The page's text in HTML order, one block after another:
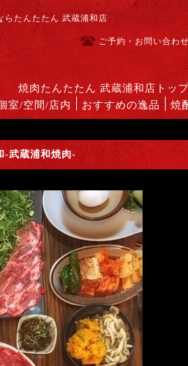
らたんたたん 武蔵浦和店
ご予約・お問い合わ
焼肉たんたたん 武蔵浦和店トッ
焼
おすすめの逸品
室/空間/店内
-武蔵浦和焼肉-